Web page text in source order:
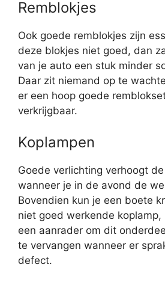
Remblokjes
Ook goede remblokjes zijn
deze blokjes niet goed, dan
van je auto een stuk minder
Daar zit niemand op te
er een hoop goede
verkrijgbaar.
Koplampen
Goede verlichting verhoogt
wanneer je in de avond de
Bovendien kun je een boete
niet goed werkende
een aanrader om dit
te vervangen wanneer er
defect.